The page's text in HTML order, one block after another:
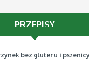
PRZEPISY
bez glutenu i pszenicy